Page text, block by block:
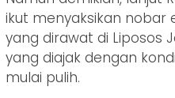
ikut menyaksikan nobar
yang dirawat di Liposos
yang diajak dengan
mulai pulih.